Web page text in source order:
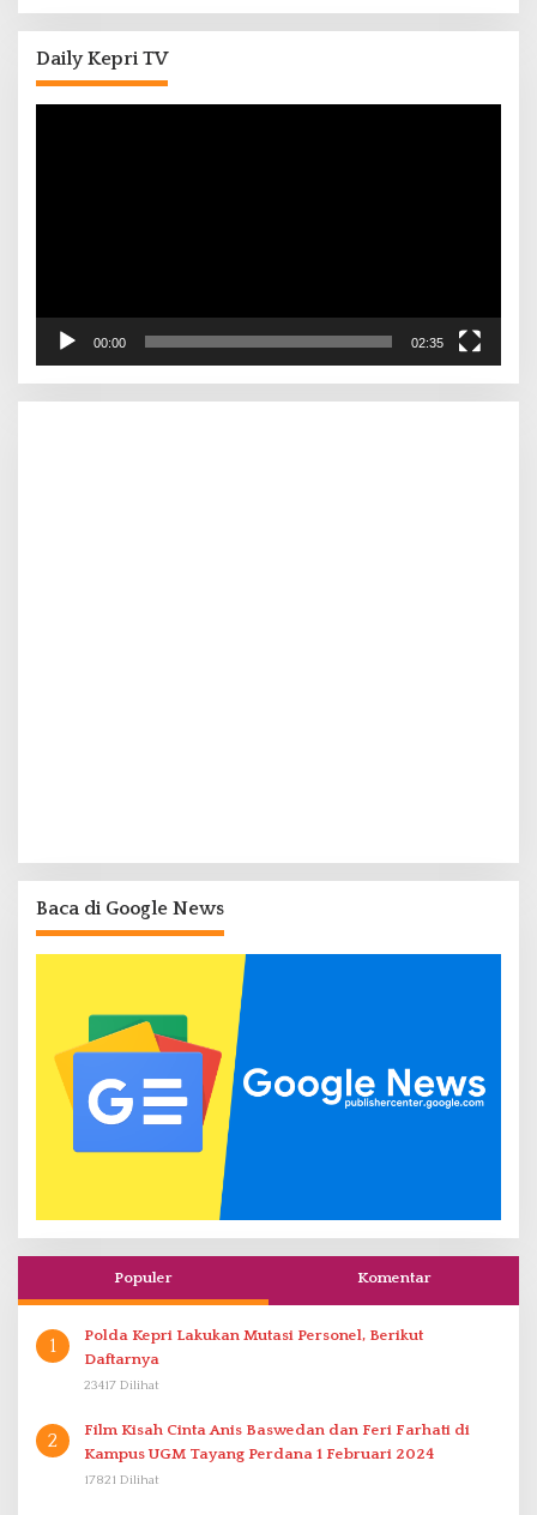
Daily Kepri TV
00:00 02:35
Baca di Google News
Populer Komentar
1
Polda Kepri Lakukan Mutasi Personel, Berikut
Daftarnya
23417 Dilihat
2
Film Kisah Cinta Anis Baswedan dan Feri Farhati di
Kampus UGM Tayang Perdana 1 Februari 2024
17821 Dilihat